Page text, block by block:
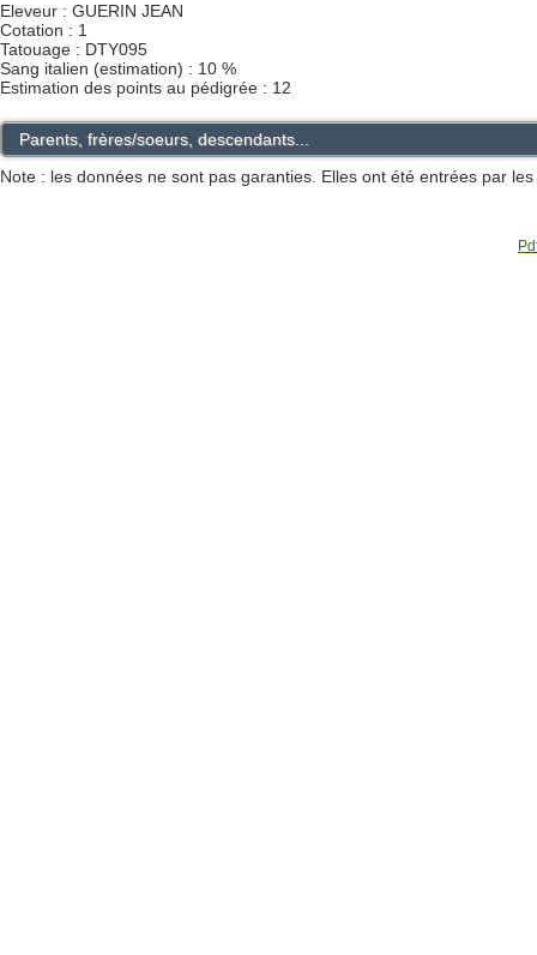
Eleveur : GUERIN JEAN
Cotation : 1
Tatouage : DTY095
Sang italien (estimation) : 10 %
Estimation des points au pédigrée : 12
Parents, frères/soeurs, descendants...
Note : les données ne sont pas garanties. Elles ont été entrées par